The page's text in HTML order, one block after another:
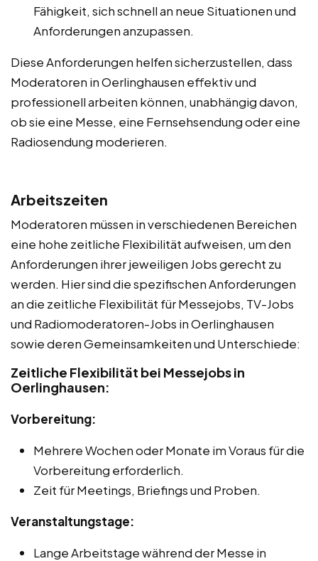
Fähigkeit, sich schnell an neue Situationen und
Anforderungen anzupassen.
Diese Anforderungen helfen sicherzustellen, dass
Moderatoren in Oerlinghausen effektiv und
professionell arbeiten können, unabhängig davon,
ob sie eine Messe, eine Fernsehsendung oder eine
Radiosendung moderieren.
Arbeitszeiten
Moderatoren müssen in verschiedenen Bereichen
eine hohe zeitliche Flexibilität aufweisen, um den
Anforderungen ihrer jeweiligen Jobs gerecht zu
werden. Hier sind die spezifischen Anforderungen
an die zeitliche Flexibilität für Messejobs, TV-Jobs
und Radiomoderatoren-Jobs in Oerlinghausen
sowie deren Gemeinsamkeiten und Unterschiede:
Zeitliche Flexibilität bei Messejobs in
Oerlinghausen:
Vorbereitung:
Mehrere Wochen oder Monate im Voraus für die
Vorbereitung erforderlich.
Zeit für Meetings, Briefings und Proben.
Veranstaltungstage:
Lange Arbeitstage während der Messe in